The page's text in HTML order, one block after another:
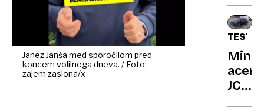
Janez Janša med sporočilom pred
koncem volilnega dneva. / Foto:
zajem zaslona/x
TEST
Mini
JCW